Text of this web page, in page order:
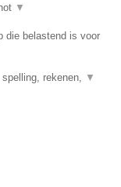
▼
die belastend is voor
rekenen, ▼